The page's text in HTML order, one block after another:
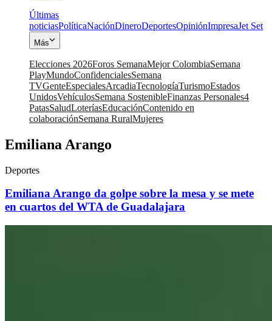
Últimas
noticiasPolíticaNaciónDineroDeportesOpiniónImpresaJet Set
Más
Elecciones 2026Foros SemanaMejor ColombiaSemana
PlayMundoConfidencialesSemana
TVGenteEspecialesArcadiaTecnologíaTurismoEstados
UnidosVehículosSemana SostenibleFinanzas Personales4
PatasSaludLoteríasEducaciónContenido en
colaboraciónSemana RuralMujeres
Emiliana Arango
Deportes
Emiliana Arango da golpe sobre la mesa y se mete
en cuartos del WTA de Guadalajara